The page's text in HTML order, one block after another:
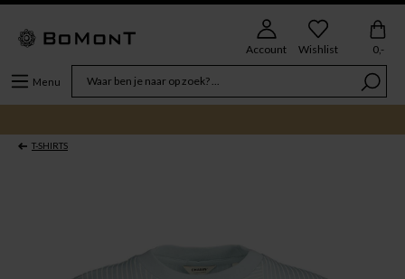
Menu
Account Wishlist 0,-
T-SHIRTS